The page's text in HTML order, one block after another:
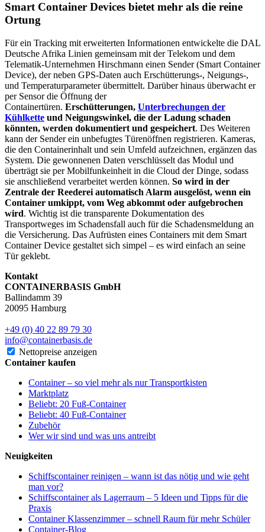
Smart Container Devices bietet mehr als die reine
Ortung
Für ein Tracking mit erweiterten Informationen entwickelte die DAL
Deutsche Afrika Linien gemeinsam mit der Telekom und dem
Telematik-Unternehmen Hirschmann einen Sender (Smart Container
Device), der neben GPS-Daten auch Erschütterungs-, Neigungs-,
und Temperaturparameter übermittelt. Darüber hinaus überwacht er
per Sensor die Öffnung der
Containertüren. Erschütterungen, Unterbrechungen der
Kühlkette und Neigungswinkel, die der Ladung schaden
könnten, werden dokumentiert und gespeichert. Des Weiteren
kann der Sender ein unbefugtes Türenöffnen registrieren. Kameras,
die den Containerinhalt und sein Umfeld aufzeichnen, ergänzen das
System. Die gewonnenen Daten verschlüsselt das Modul und
überträgt sie per Mobilfunkeinheit in die Cloud der Dinge, sodass
sie anschließend verarbeitet werden können. So wird in der
Zentrale der Reederei automatisch Alarm ausgelöst, wenn ein
Container umkippt, vom Weg abkommt oder aufgebrochen
wird. Wichtig ist die transparente Dokumentation des
Transportweges im Schadensfall auch für die Schadensmeldung an
die Versicherung. Das Aufrüsten eines Containers mit dem Smart
Container Device gestaltet sich simpel – es wird einfach an seine
Tür geklebt.
Kontakt
CONTAINERBASIS GmbH
Ballindamm 39
20095 Hamburg
+49 (0) 40 22 89 79 30
info@containerbasis.de
Nettopreise anzeigen
Container kaufen
Container – so viel mehr als nur Transportkisten
Marktplatz
Beliebt: 20 Fuß-Container
Beliebt: 40 Fuß-Container
Zubehör
Wer wir sind und was uns antreibt
Neuigkeiten
Schiffscontainer reinigen – wann ist das nötig und wie geht
man vor?
Schiffscontainer als Lagerraum – 5 Ideen und Tipps für die
Praxis
Container Klassenzimmer – schnell Raum für mehr Schüler
Container-Blog